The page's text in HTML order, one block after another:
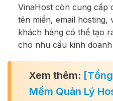
VinaHost còn cung cấp
tên miền, email hosting,
khách hàng có thể tạo
cho nhu cầu kinh
Xem thêm:
Mềm Quản Lý